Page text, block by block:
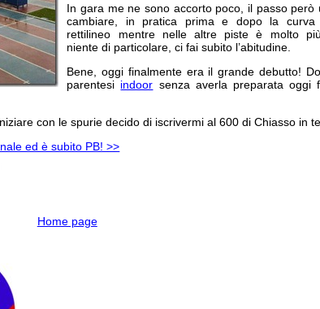
In gara me ne sono accorto poco, il passo però
cambiare, in pratica prima e dopo la
rettilineo mentre nelle altre piste è molto più
niente di particolare, ci fai subito l’abitudine.
Bene, oggi finalmente era il grande debutto!
parentesi indoor senza averla preparata oggi
con le spurie decido di iscrivermi al 600 di Chiasso in
ed è subito PB! >>
Home page